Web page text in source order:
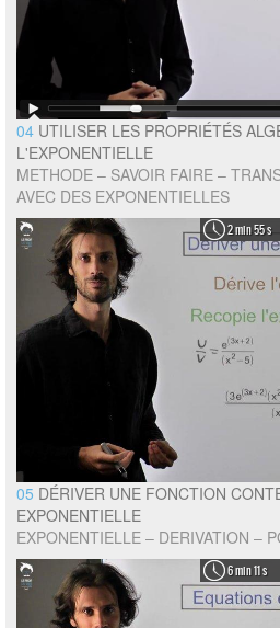
04 UTILISER LES PROPRIÉTÉS
L'EXPONENTIELLE
METHODE – SAVOIR FAIRE –
AVEC DES EXPONENTIELLES
2 min 55 s
05 DÉRIVER UNE FONCTION
EXPONENTIELLE
EXPONENTIELLE – DERIVATION –
6 min 11 s